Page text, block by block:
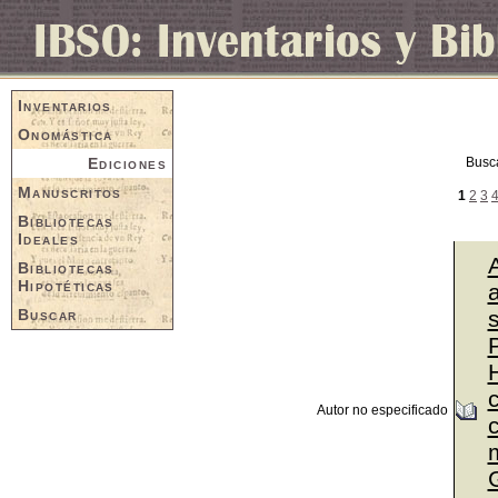
Inventarios
Onomástica
Ediciones
Manuscritos
Bibliotecas
Ideales
Bibliotecas
Hipotéticas
Buscar
1 2 3 4
Autor no especificado